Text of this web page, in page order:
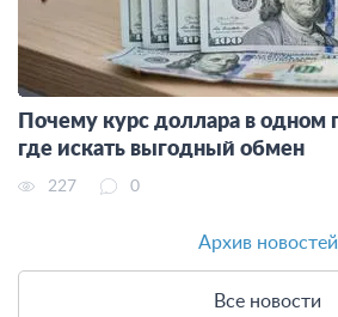
Почему курс доллара в одном
где искать выгодный обмен
227 0
Архив новостей
Все новости